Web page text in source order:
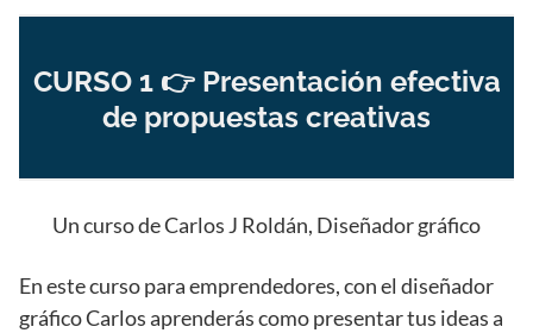
CURSO 1 👉 Presentación efectiva
de propuestas creativas
Un curso de Carlos J Roldán, Diseñador gráfico
En este curso para emprendedores, con el diseñador
gráfico Carlos aprenderás como presentar tus ideas a